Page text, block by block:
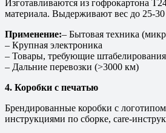
Изготавливаются из гофрокартона
материала. Выдерживают вес до 25-30
Применение:– Бытовая техника
– Крупная электроника
– Товары, требующие штабелирования
– Дальние перевозки (>3000 км)
4. Коробки с печатью
Брендированные коробки с
инструкциями по сборке, care-